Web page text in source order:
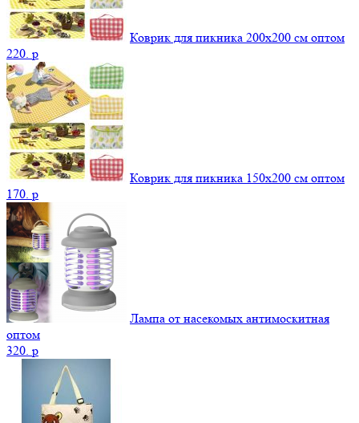
Коврик для пикника 200х200 см оптом
220. p
Коврик для пикника 150х200 см оптом
170. p
Лампа от насекомых антимоскитная
оптом
320. p